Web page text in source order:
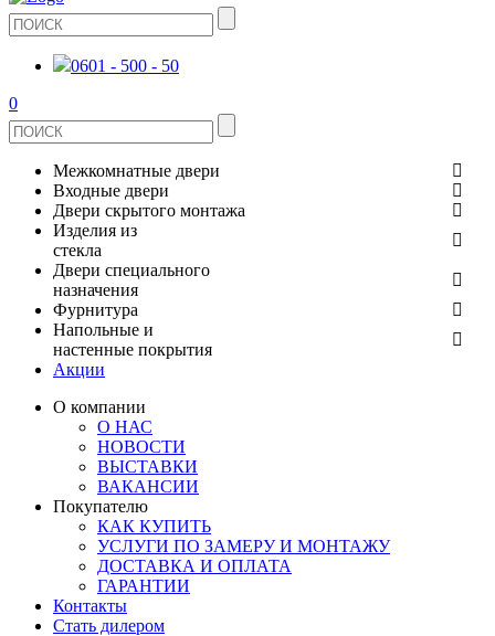
0601 - 500 - 50
0
Межкомнатные двери
ШПОНИРОВАНЫЕ
ЭКОШПОН
ИЗ МАССИВА СОСНЫ
РАСПРОДАЖА ОСТАТКОВ
ВСЕ ДВЕРИ
Входные двери
МЕТАЛЛИЧЕСКИЕ ДВЕРИ
В КВАРТИРУ
ДЛЯ ДОМА
Двери скрытого монтажа
СТЕКЛЯННЫЕ
ЗЕРКАЛЬНЫЕ
Изделия из
стекла
ДВЕРИ
ДУШЕВЫЕ КАБИНЫ И ПЕРЕГОРОДКИ
ОГРАЖДЕНИЯ И СТУПЕНИ
РАЗДВИЖНЫЕ ПЕРЕГОРОДКИ
Двери специального
назначения
ПРОТИВОПОЖАРНЫЕ
Фурнитура
ДВЕРНЫЕ РУЧКИ
КОМПЛЕКТУЮЩИЕ
ОГРАНИЧИТЕЛИ
ПЕТЛИ
РАЗДВИЖНАЯ СИСТЕМА
Напольные и
настенные покрытия
СТЕНОВЫЕ ПАНЕЛИ
Акции
О компании
О НАС
НОВОСТИ
ВЫСТАВКИ
ВАКАНСИИ
Покупателю
КАК КУПИТЬ
УСЛУГИ ПО ЗАМЕРУ И МОНТАЖУ
ДОСТАВКА И ОПЛАТА
ГАРАНТИИ
Контакты
Стать дилером